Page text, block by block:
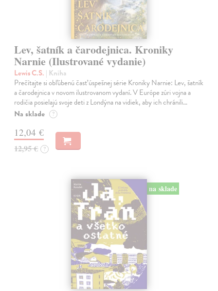
Lev, šatník a čarodejnica. Kroniky
Narnie (Ilustrované vydanie)
Lewis C.S. | Kniha
Prečítajte si obľúbenú časť úspešnej série Kroniky Narnie: Lev, šatník
a čarodejnica v novom ilustrovanom vydaní. V Európe zúri vojna a
rodičia posielajú svoje deti z Londýna na vidiek, aby ich chránili…
Na sklade ?
12,04 €
12,95 € ?
na sklade